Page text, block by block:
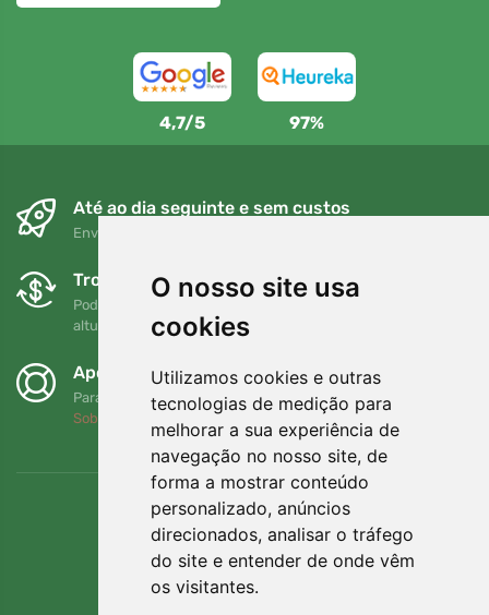
O nosso site usa
cookies
Utilizamos cookies e outras
tecnologias de medição para
melhorar a sua experiência de
navegação no nosso site, de
forma a mostrar conteúdo
personalizado, anúncios
direcionados, analisar o tráfego
do site e entender de onde vêm
os visitantes.
4,7/5 97%
Até ao dia seguinte e sem custos
Envio gratuito para encomendas superiores a 80 EUR
Trocas e devoluções gratuitas
Pode devolver ou trocar a sua encomenda em qualquer
altura no prazo de 90 dias
Apoiamos a Trees.org
Para cada encomenda plantamos uma árvore! Leia mais
Sobre nós